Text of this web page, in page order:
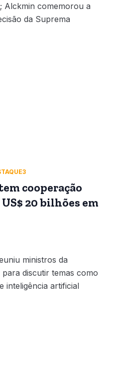
Alckmin comemorou a
da Suprema
cooperação
20 bilhões em
ministros da
discutir temas como
inteligência artificial